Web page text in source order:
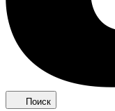
Поиск